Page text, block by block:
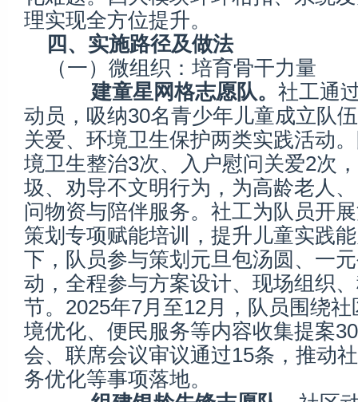
理实现全方位提升。
四、实施路径及做法
（一）微组织：培育骨干力量
建童星网格志愿队。 社工通
动员，吸纳30名青少年儿童成立队
关爱、环境卫生保护两类实践活动
境卫生整治3次、入户慰问关爱2次
圾、劝导不文明行为，为高龄老人
问物资与陪伴服务。社工为队员开
策划专项赋能培训，提升儿童实践
下，队员参与策划元旦包汤圆、一
动，全程参与方案设计、现场组织
节。2025年7月至12月，队员围绕
境优化、便民服务等内容收集提案
会、联席会议审议通过15条，推动
务优化等事项落地。